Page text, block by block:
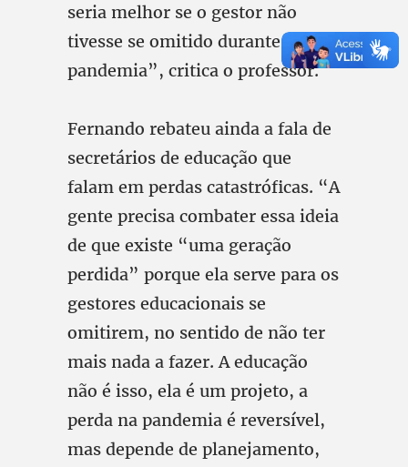
seria melhor se o gestor não
tivesse se omitido durante a
pandemia”, critica o professor.
Fernando rebateu ainda a fala de
secretários de educação que
falam em perdas catastróficas. “A
gente precisa combater essa ideia
de que existe “uma geração
perdida” porque ela serve para os
gestores educacionais se
omitirem, no sentido de não ter
mais nada a fazer. A educação
não é isso, ela é um projeto, a
perda na pandemia é reversível,
mas depende de planejamento,